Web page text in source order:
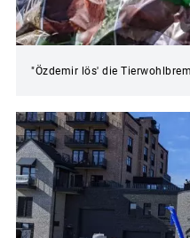
"Özdemir lös' die